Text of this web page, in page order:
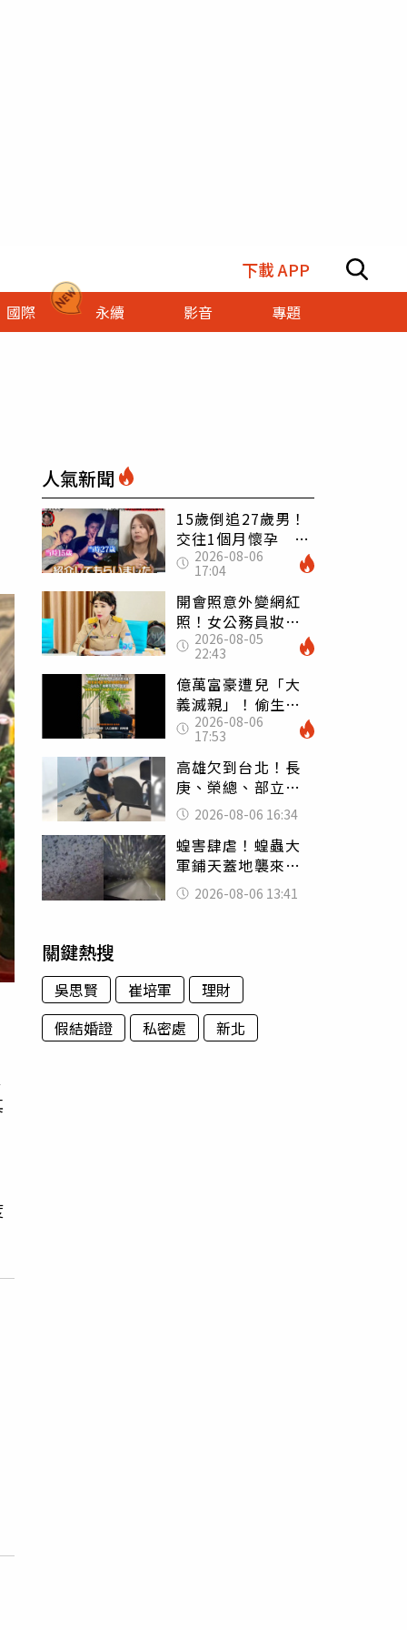
下載 APP
國際 永續 影音 專題
人氣新聞
15歲倒追27歲男！
交往1個月懷孕 36
歲當阿嬤故事曝光
2026-08-06
17:04
開會照意外變網紅
照！女公務員妝容
掀2千則留言 本人
怒嗆：化妝有錯嗎
2026-08-05
22:43
億萬富豪遭兒「大
義滅親」！偷生子
怕曝光 竟盜鄰居
身份辦假證落戶
2026-08-06
17:53
高雄欠到台北！長
庚、榮總、部立醫
院都受害 「醫療
暴力男」離譜紀錄
曝光
2026-08-06 16:34
蝗害肆虐！蝗蟲大
軍鋪天蓋地襲來宛
如末日 網驚：聖
經十災
2026-08-06 13:41
關鍵熱搜
吳思賢 崔培軍
理財
假結婚證
私密處 新北